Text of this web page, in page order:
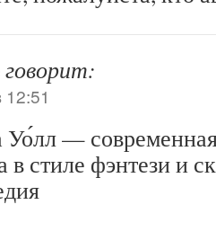
говорит:
—
в стиле фэнтези и